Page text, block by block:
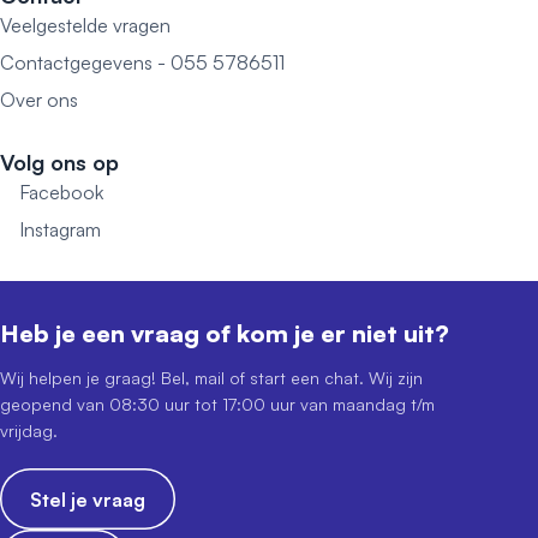
Veelgestelde vragen
Contactgegevens - 055 5786511
Over ons
Volg ons op
Facebook
Instagram
Heb je een vraag of kom je er niet uit?
Wij helpen je graag! Bel, mail of start een chat. Wij zijn
geopend van 08:30 uur tot 17:00 uur van maandag t/m
vrijdag.
Stel je vraag